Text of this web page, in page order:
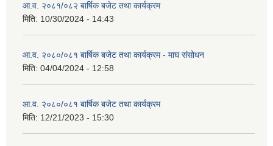
आ.व. २०८१/०८२ बार्षिक बजेट तथा कार्यक्रम
मिति: 10/30/2024 - 14:43
आ.व. २०८०/०८१ बार्षिक बजेट तथा कार्यक्रम - माघ संसोधन
मिति: 04/04/2024 - 12:58
आ.व. २०८०/०८१ बार्षिक बजेट तथा कार्यक्रम
मिति: 12/21/2023 - 15:30